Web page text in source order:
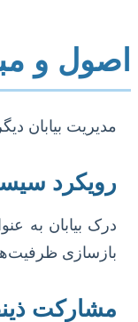
اصول و
مدیریت بیابان
رویکرد
درک بیابان به
بازسازی
مشارکت